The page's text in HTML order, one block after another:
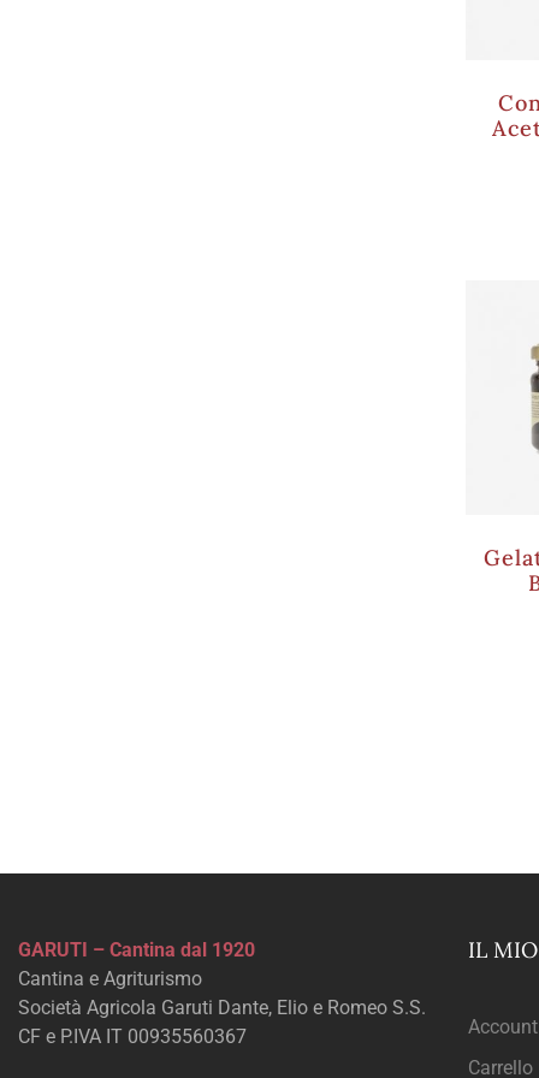
GARUTI – Cantina dal 1920
Cantina e Agriturismo
Società Agricola Garuti Dante, Elio e Romeo S.S.
CF e P.IVA IT 00935560367
IL
Account
Carrello